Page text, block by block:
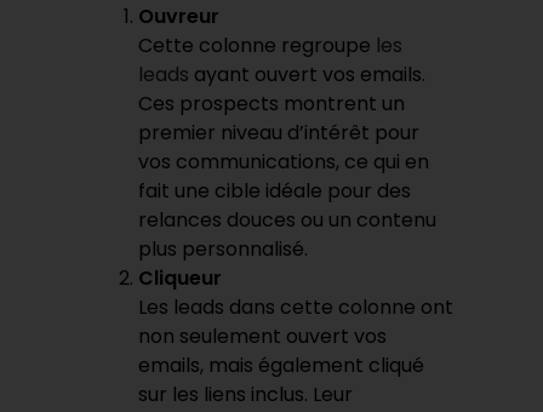
Ouvreur
Cette colonne regroupe les
leads ayant ouvert vos emails.
Ces prospects montrent un
premier niveau d’intérêt pour
vos communications, ce qui en
fait une cible idéale pour des
relances douces ou un contenu
plus personnalisé.
Cliqueur
Les leads dans cette colonne ont
non seulement ouvert vos
emails, mais également cliqué
sur les liens inclus. Leur